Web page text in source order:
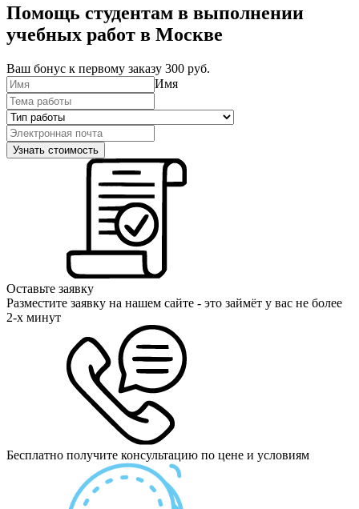
Помощь студентам в выполнении
учебных работ в Москве
Ваш бонус к первому заказу 300 руб.
Имя
Оставьте заявку
Разместите заявку на нашем сайте - это займёт у вас не более
2-х минут
Бесплатно получите консультацию по цене и условиям